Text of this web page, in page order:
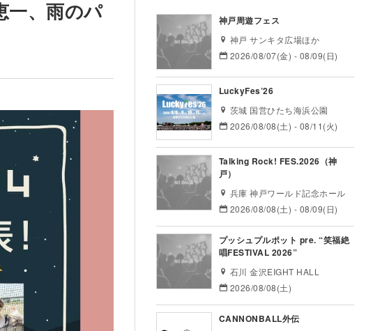
一、雨のパ
神戸周遊フェス
神戸 サンキタ広場ほか
2026/08/07(金) - 08/09(日)
LuckyFes’26
茨城 国営ひたち海浜公園
2026/08/08(土) - 08/11(火)
Talking Rock! FES.2026（神
戸）
兵庫 神戸ワールド記念ホール
2026/08/08(土) - 08/09(日)
プッシュプルポット pre. “笑福絶
唱FESTIVAL 2026”
石川 金沢EIGHT HALL
2026/08/08(土)
CANNONBALL外伝